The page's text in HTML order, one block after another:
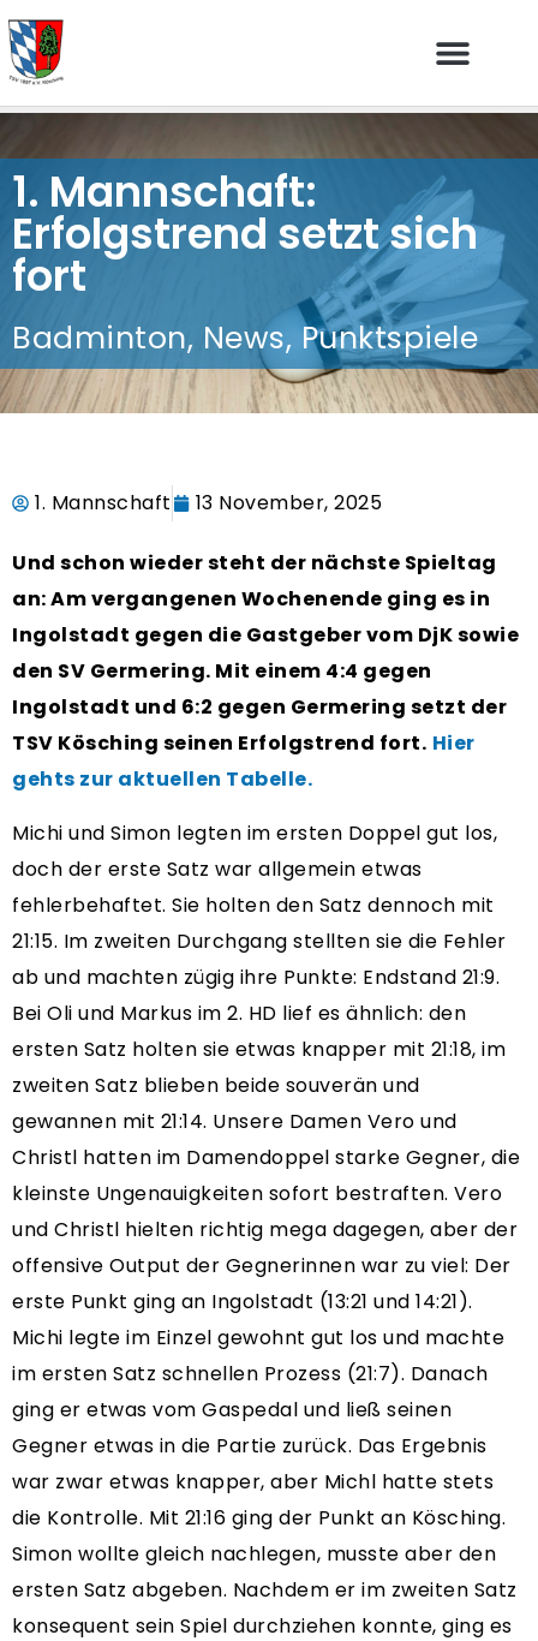
1. Mannschaft:
Erfolgstrend setzt sich
fort
Badminton, News, Punktspiele
1. Mannschaft 13 November, 2025
Und schon wieder steht der nächste Spieltag
an: Am vergangenen Wochenende ging es in
Ingolstadt gegen die Gastgeber vom DjK sowie
den SV Germering. Mit einem 4:4 gegen
Ingolstadt und 6:2 gegen Germering setzt der
TSV Kösching seinen Erfolgstrend fort. Hier
gehts zur aktuellen Tabelle.
Michi und Simon legten im ersten Doppel gut los,
doch der erste Satz war allgemein etwas
fehlerbehaftet. Sie holten den Satz dennoch mit
21:15. Im zweiten Durchgang stellten sie die Fehler
ab und machten zügig ihre Punkte: Endstand 21:9.
Bei Oli und Markus im 2. HD lief es ähnlich: den
ersten Satz holten sie etwas knapper mit 21:18, im
zweiten Satz blieben beide souverän und
gewannen mit 21:14. Unsere Damen Vero und
Christl hatten im Damendoppel starke Gegner, die
kleinste Ungenauigkeiten sofort bestraften. Vero
und Christl hielten richtig mega dagegen, aber der
offensive Output der Gegnerinnen war zu viel: Der
erste Punkt ging an Ingolstadt (13:21 und 14:21).
Michi legte im Einzel gewohnt gut los und machte
im ersten Satz schnellen Prozess (21:7). Danach
ging er etwas vom Gaspedal und ließ seinen
Gegner etwas in die Partie zurück. Das Ergebnis
war zwar etwas knapper, aber Michl hatte stets
die Kontrolle. Mit 21:16 ging der Punkt an Kösching.
Simon wollte gleich nachlegen, musste aber den
ersten Satz abgeben. Nachdem er im zweiten Satz
konsequent sein Spiel durchziehen konnte, ging es